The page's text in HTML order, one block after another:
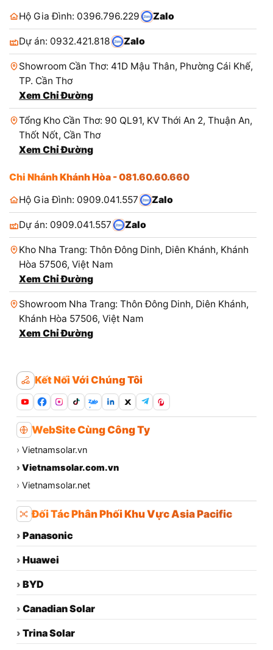
Hộ Gia Đình: 0396.796.229
Zalo
Dự án: 0932.421.818 Zalo
Showroom Cần Thơ: 41D Mậu Thân, Phường Cái Khế,
TP. Cần Thơ
Xem Chỉ Đường
Tổng Kho Cần Thơ: 90 QL91, KV Thới An 2, Thuận An,
Thốt Nốt, Cần Thơ
Xem Chỉ Đường
Chi Nhánh Khánh Hòa - 081.60.60.660
Hộ Gia Đình: 0909.041.557
Zalo
Dự án: 0909.041.557 Zalo
Kho Nha Trang: Thôn Đông Dinh, Diên Khánh, Khánh
Hòa 57506, Việt Nam
Xem Chỉ Đường
Showroom Nha Trang: Thôn Đông Dinh, Diên Khánh,
Khánh Hòa 57506, Việt Nam
Xem Chỉ Đường
Kết Nối Với Chúng Tôi
Zalo
WebSite Cùng Công Ty
› Vietnamsolar.vn
› Vietnamsolar.com.vn
› Vietnamsolar.net
Đối Tác Phân Phối Khu Vực Asia Pacific
› Panasonic
› Huawei
› BYD
› Canadian Solar
› Trina Solar